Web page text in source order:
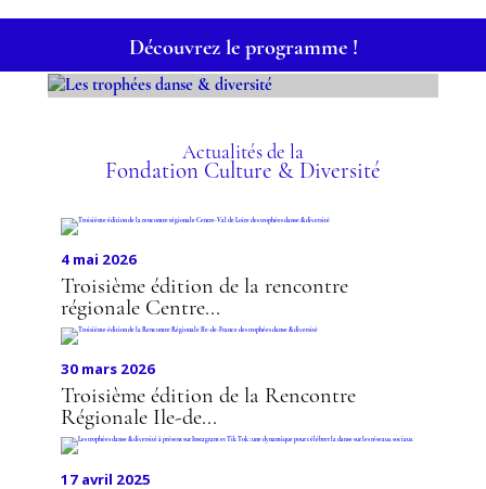
Découvrez le programme !
LES TROPHÉES DANSE &
DIVERSITÉActualités de la
Fondation Culture & Diversité
4 mai 2026
Troisième édition de la rencontre
régionale Centre...
30 mars 2026
Troisième édition de la Rencontre
Régionale Ile-de...
17 avril 2025